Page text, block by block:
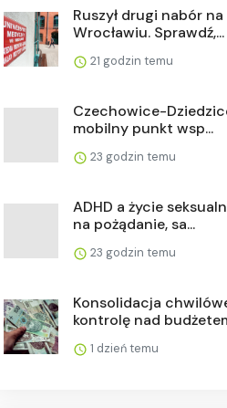
Ruszył drugi nabór
Wrocławiu. Sprawdź,...
21 godzin temu
Czechowice-
mobilny punkt wsp...
23 godzin temu
ADHD a życie
na pożądanie, sa...
23 godzin temu
Konsolidacja
kontrolę nad
1 dzień temu